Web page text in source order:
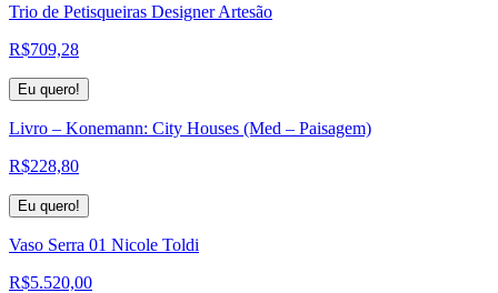
Trio de Petisqueiras Designer Artesão
R$709,28
Eu quero!
Livro – Konemann: City Houses (Med – Paisagem)
R$228,80
Eu quero!
Vaso Serra 01 Nicole Toldi
R$5.520,00